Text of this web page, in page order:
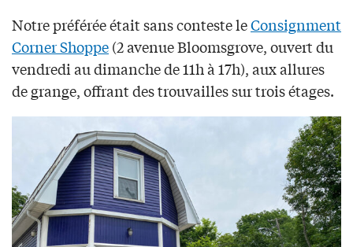
Notre préférée était sans conteste leConsignment
Corner Shoppe(2 avenue Bloomsgrove, ouvert du
vendredi au dimanche de 11h à 17h), aux allures
de grange, offrant des trouvailles sur trois étages.